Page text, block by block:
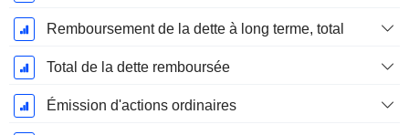
Remboursement de la dette à long terme, total
Total de la dette remboursée
Émission d'actions ordinaires